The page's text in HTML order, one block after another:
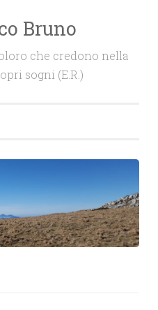
Bruno
che credono nella
sogni (E.R.)